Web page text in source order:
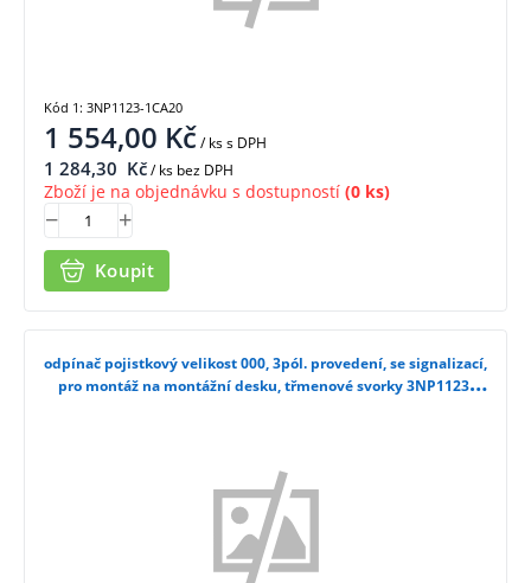
1 554,00 Kč/ kss DPH
1 284,30 Kč/ ks bez DPH
Zboží je na objednávku s dostupností (0 ks)
Koupit
Kód 1: 3NP1123-1CA20
odpínač pojistkový velikost 000, 3pól. provedení, se signalizací,
pro montáž na montážní desku, třmenové svorky 3NP1123-